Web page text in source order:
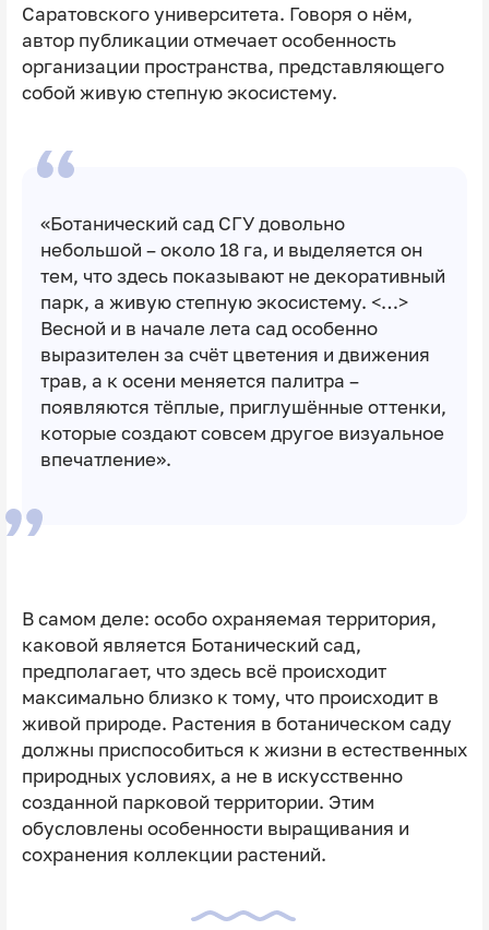
Саратовского университета. Говоря о нём,
автор публикации отмечает особенность
организации пространства, представляющего
собой живую степную экосистему.
«Ботанический сад СГУ довольно
небольшой – около 18 га, и выделяется он
тем, что здесь показывают не декоративный
парк, а живую степную экосистему. <…>
Весной и в начале лета сад особенно
выразителен за счёт цветения и движения
трав, а к осени меняется палитра –
появляются тёплые, приглушённые оттенки,
которые создают совсем другое визуальное
впечатление».
В самом деле: особо охраняемая территория,
каковой является Ботанический сад,
предполагает, что здесь всё происходит
максимально близко к тому, что происходит в
живой природе. Растения в ботаническом саду
должны приспособиться к жизни в естественных
природных условиях, а не в искусственно
созданной парковой территории. Этим
обусловлены особенности выращивания и
сохранения коллекции растений.